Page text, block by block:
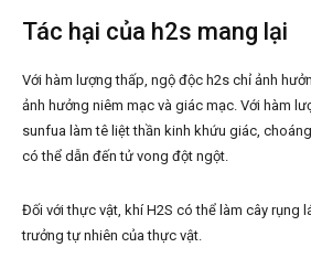
Tác hại của h2s mang lại
Với hàm lượng thấp, ngộ độc h2s chỉ ảnh
ảnh hưởng niêm mạc và giác mạc. Với hàm
sunfua làm tê liệt thần kinh khứu giác,
có thể dẫn đến tử vong đột ngột.
Đối với thực vật, khí H2S có thể làm cây rụng
trưởng tự nhiên của thực vật.